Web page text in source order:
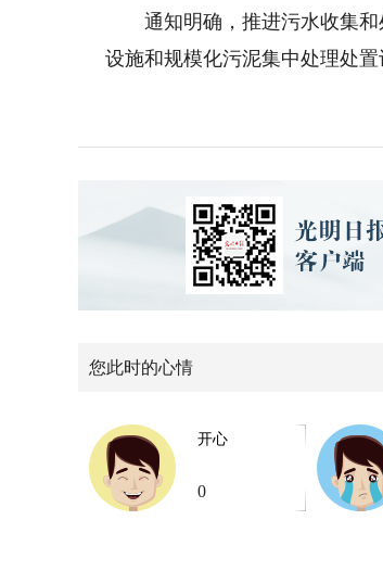
通知明确，推进污水收集和
设施和规模化污泥集中处理处置
您此时的心情
开心
0